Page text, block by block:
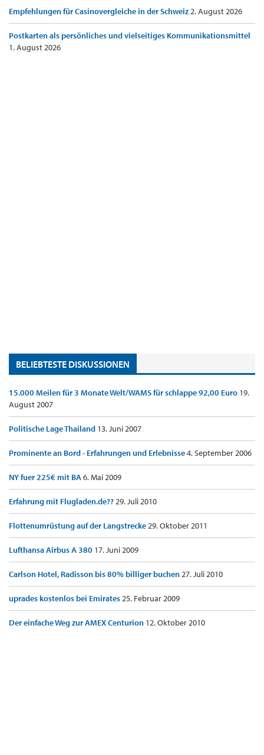
Empfehlungen für Casinovergleiche in der Schweiz2. August 2026
Postkarten als persönliches und vielseitiges Kommunikationsmittel
1. August 2026
BELIEBTESTE DISKUSSIONEN
15.000 Meilen für 3 Monate Welt/WAMS für schlappe 92,00 Euro 19.
August 2007
Politische Lage Thailand 13. Juni 2007
Prominente an Bord - Erfahrungen und Erlebnisse4. September 2006
NY fuer 225€ mit BA6. Mai 2009
Erfahrung mit Flugladen.de??29. Juli 2010
Flottenumrüstung auf der Langstrecke29. Oktober 2011
Lufthansa Airbus A 380 17. Juni 2009
Carlson Hotel, Radisson bis 80% billiger buchen27. Juli 2010
uprades kostenlos bei Emirates25. Februar 2009
Der einfache Weg zur AMEX Centurion 12. Oktober 2010